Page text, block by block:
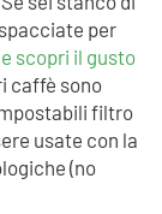
per
e scopri il gusto
caffè sono
filtro
usate con la
(no